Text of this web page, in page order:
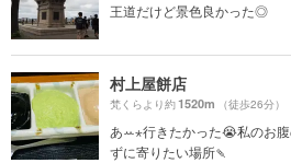
王道だけど景色良かった◎
村上屋餅店
梵くらより約1520m （徒歩26分）
あꕀ⋆行きたかった😭私のお
ずに寄りたい場所🍡